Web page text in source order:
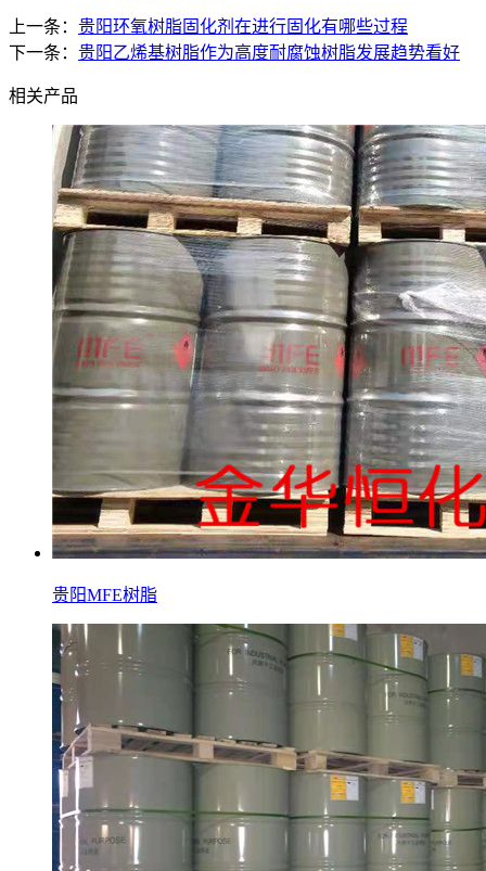
上一条： 贵阳环氧树脂固化剂在进行固化有哪些过程
下一条： 贵阳乙烯基树脂作为高度耐腐蚀树脂发展趋势看好
相关产品
贵阳MFE树脂